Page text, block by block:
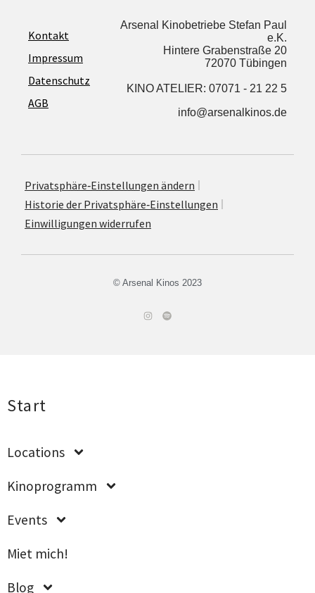
Kontakt
Impressum
Datenschutz
AGB
Arsenal Kinobetriebe Stefan Paul
e.K.
Hintere Grabenstraße 20
72070 Tübingen
KINO ATELIER: 07071 - 21 22 5
info@arsenalkinos.de
Privatsphäre‐Einstellungen ändern
His­to­rie der Privatsphäre‐Einstellungen
Ein­wil­li­gun­gen widerrufen
© Arsenal Kinos 2023
Start
Loca­ti­ons
Kino­pro­gramm
Events
Miet mich!
Blog